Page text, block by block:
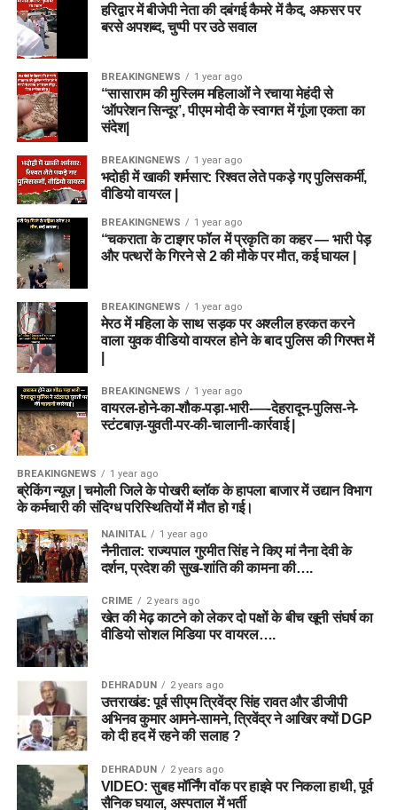
हरिद्वार में बीजेपी नेता की दबंगई कैमरे में कैद, अफसर पर
बरसे अपशब्द, चुप्पी पर उठे सवाल
BREAKINGNEWS 1 year ago
“सासाराम की मुस्लिम महिलाओं ने रचाया मेहंदी से
‘ऑपरेशन सिन्दूर’, पीएम मोदी के स्वागत में गूंजा एकता का
संदेश|
BREAKINGNEWS 1 year ago
भदोही में खाकी शर्मसार: रिश्वत लेते पकड़े गए पुलिसकर्मी,
वीडियो वायरल |
BREAKINGNEWS 1 year ago
“चकराता के टाइगर फॉल में प्रकृति का कहर — भारी पेड़
और पत्थरों के गिरने से 2 की मौके पर मौत, कई घायल |
BREAKINGNEWS 1 year ago
मेरठ में महिला के साथ सड़क पर अश्लील हरकत करने
वाला युवक वीडियो वायरल होने के बाद पुलिस की गिरफ्त में
BREAKINGNEWS 1 year ago
वायरल-होने-का-शौक-पड़ा-भारी-—-देहरादून-पुलिस-ने-
स्टंटबाज़-युवती-पर-की-चालानी-कार्रवाई |
BREAKINGNEWS 1 year ago
ब्रेकिंग न्यूज़ | चमोली जिले के पोखरी ब्लॉक के हापला बाजार में उद्यान विभाग
के कर्मचारी की संदिग्ध परिस्थितियों में मौत हो गई।
NAINITAL 1 year ago
नैनीताल: राज्यपाल गुरमीत सिंह ने किए मां नैना देवी के
दर्शन, प्रदेश की सुख-शांति की कामना की….
CRIME 2 years ago
खेत की मेढ़ काटने को लेकर दो पक्षों के बीच खूनी संघर्ष का
वीडियो सोशल मिडिया पर वायरल….
DEHRADUN 2 years ago
उत्तराखंड: पूर्व सीएम त्रिवेंद्र सिंह रावत और डीजीपी
अभिनव कुमार आमने-सामने, त्रिवेंद्र ने आखिर क्यों DGP
को दी हद में रहने की सलाह ?
DEHRADUN 2 years ago
VIDEO: सुबह मॉर्निंग वॉक पर हाइवे पर निकला हाथी, पूर्व
सैनिक घयाल, अस्पताल में भर्ती